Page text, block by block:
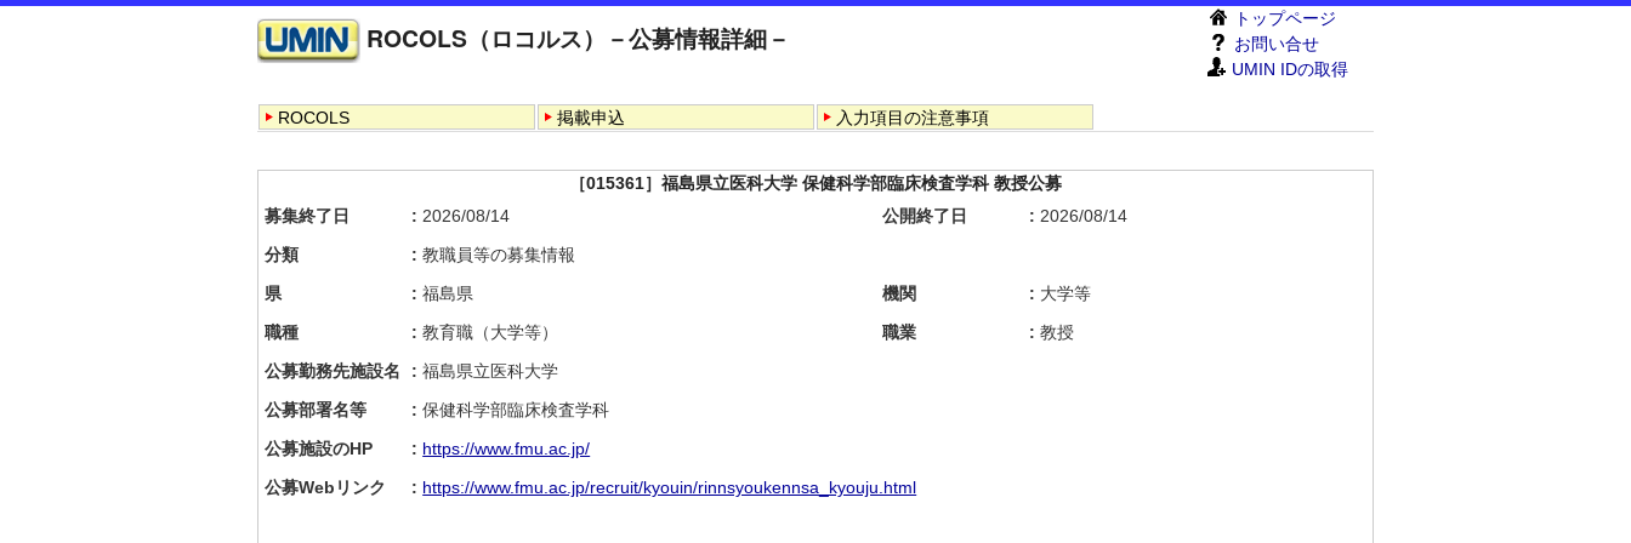
ROCOLS（ロコルス）－公募情報詳細－
トップページ
お問い合せ
UMIN IDの取得
ROCOLS 掲載申込 入力項目の注意事項
［015361］福島県立医科大学 保健科学部臨床検査学科 教授公募
募集終了日
2026/08/14 公開終了日
2026/08/14
分類
教職員等の募集情報
県
福島県 機関
大学等
職種
教育職（大学等） 職業
教授
公募勤務先施設名
福島県立医科大学
公募部署名等
保健科学部臨床検査学科
公募施設のHP
https://www.fmu.ac.jp/
公募Webリンク
https://www.fmu.ac.jp/recruit/kyouin/rinnsyoukennsa_kyouju.html